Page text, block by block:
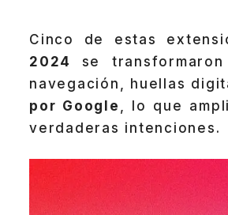
Cinco de estas
2024 se
navegación, huellas
por Google
, lo que
verdaderas intenciones.